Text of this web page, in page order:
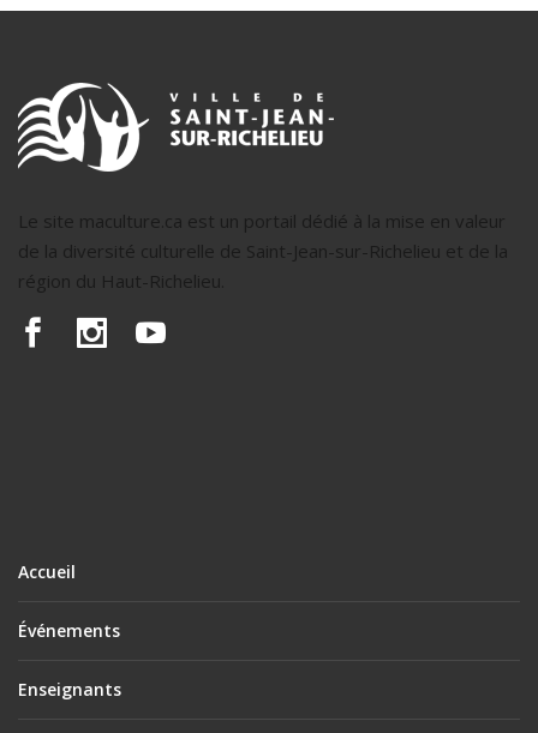
Le site maculture.ca est un portail dédié à la mise en valeur
de la diversité culturelle de Saint-Jean-sur-Richelieu et de la
région du Haut-Richelieu.
Accueil
Événements
Enseignants